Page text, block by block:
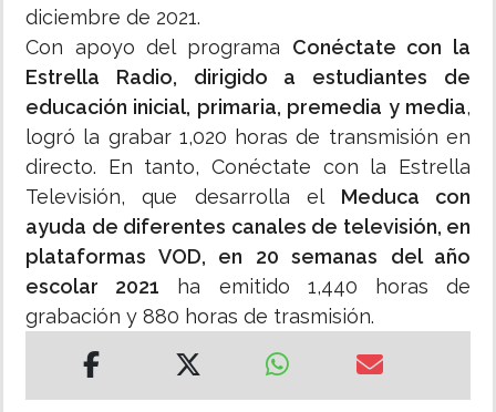
diciembre de 2021.
Con apoyo del programa Conéctate con la
Estrella Radio, dirigido a estudiantes de
educación inicial, primaria, premedia y media,
logró la grabar 1,020 horas de transmisión en
directo. En tanto, Conéctate con la Estrella
Televisión, que desarrolla el Meduca con
ayuda de diferentes canales de televisión, en
plataformas VOD, en 20 semanas del año
escolar 2021 ha emitido 1,440 horas de
grabación y 880 horas de trasmisión.